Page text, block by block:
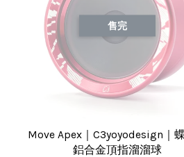
售完
Move Apex｜C3yoyodesign｜
鋁合金頂指溜溜球